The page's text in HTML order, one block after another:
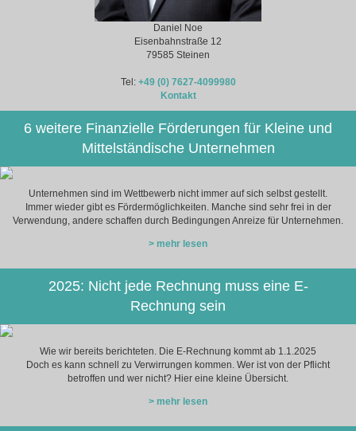
Daniel Noe
Eisenbahnstraße 12
79585 Steinen
Tel: +49 (0) 7627-4099980
Kontakt
6 weitere Finanzielle Förderungen für Kleine und
Mittelständische Unternehmen
Unternehmen sind im Wettbewerb nicht immer auf sich selbst gestellt.
Immer wieder gibt es Fördermöglichkeiten. Manche sind sehr frei in der
Verwendung, andere schaffen durch Bedingungen Anreize für Unternehmen.
> mehr lesen
2025: Nicht jede Rechnung muss eine E-
Rechnung sein
Wie wir bereits berichteten. Die E-Rechnung kommt ab 1.1.2025
Doch es kann schnell zu Verwirrungen kommen. Wer ist von der Pflicht
betroffen und wer nicht? Hier eine kleine Übersicht.
> mehr lesen